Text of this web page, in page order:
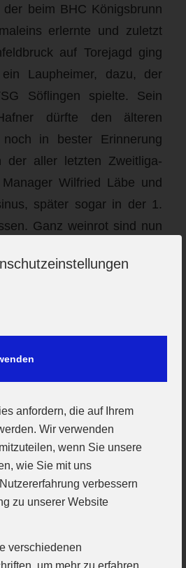
anfordern, die auf Ihrem
Wir verwenden
wenn Sie unsere
wie Sie mit uns
verbessern
zu unserer Website
verschiedenen
beim BHC Königsbrunn
erlernte und zuletzt
auf Torejagd ging
Laupheimer, dazu, der
Söflingen spielte. Sein
dürfte den älteren
noch in bester Erinnerung
aller letzten Zweitliga-
Wilfried Läbe und
später sogar in der 1.
Ganz weinrot sind nun
Czako, Sie liefen letzte
stimmt also auch die
nächste Jahr.
doch noch zurückkehrte zu
Das kreative Talent
Einmaleins beim SC
dann zum VfL und wurde
und Bayernauswahlspieler.
den Allrounder ins
Großwallstadt. Letzte
er zur HC Erlangen, wo er